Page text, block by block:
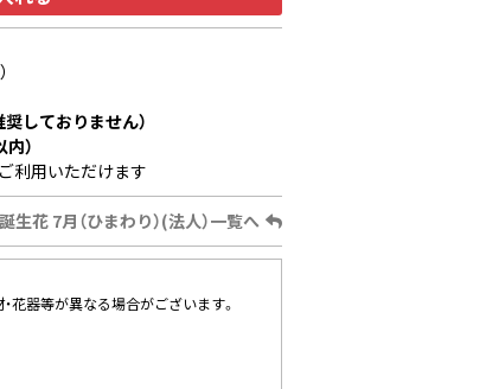
しておりません）
）
利用いただけます
誕生花 7月（ひまわり）(法人）一覧へ
花器等が異なる場合がございます。